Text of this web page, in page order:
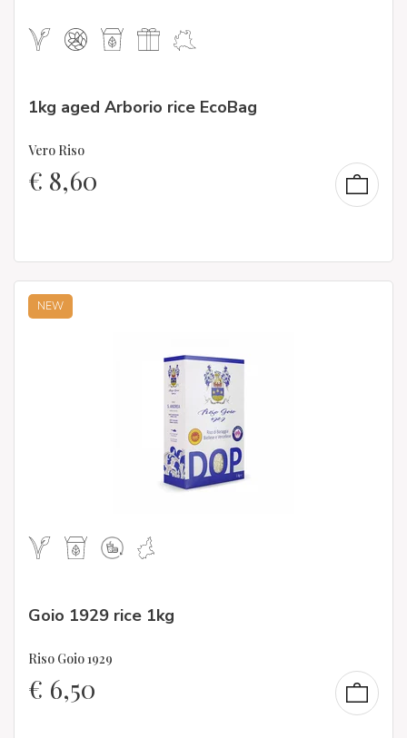
1kg aged Arborio rice EcoBag
Vero Riso
€ 8,60
NEW
Goio 1929 rice 1kg
Riso Goio 1929
€ 6,50